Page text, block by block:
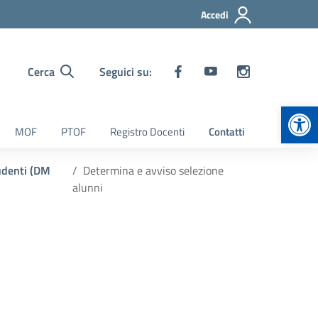
Accedi
Cerca Seguici su:
MOF PTOF Registro Docenti Contatti
(DM
Determina e avviso selezione
alunni